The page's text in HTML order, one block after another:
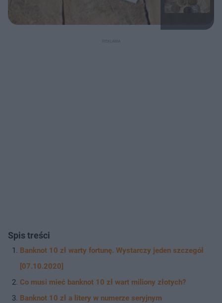
Spis treści
Banknot 10 zł warty fortunę. Wystarczy jeden szczegół
[07.10.2020]
Co musi mieć banknot 10 zł wart miliony złotych?
Banknot 10 zł a litery w numerze seryjnym